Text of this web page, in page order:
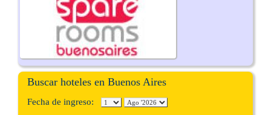
Buscar hoteles en Buenos Aires
Fecha de ingreso: